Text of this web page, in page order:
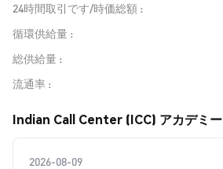
24時間取引です/時価総額
循環供給量
総供給量
流通率
Indian Call Center (ICC) アカデミー
2026-08-09